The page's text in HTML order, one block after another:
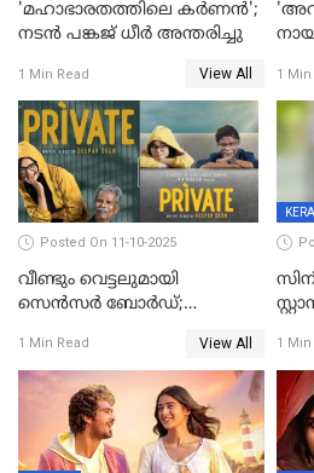
'മഹാഭാരതത്തിലെ കർണന്‍';
നടൻ പങ്കജ് ധീർ അന്തരിച്ചു
1 Min Read View All 1 Min
Posted On 11-10-2025
വീണ്ടും വെട്ടലുമായി
സെന്‍സര്‍ ബോര്‍ഡ്;
തിരുത്തല്‍
1 Min Read View All 1 Min